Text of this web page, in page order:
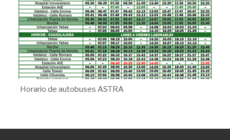
Horario de autobuses ASTRA